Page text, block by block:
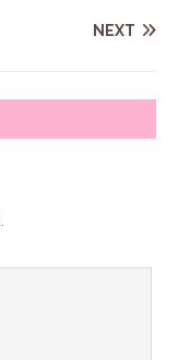
NEXT